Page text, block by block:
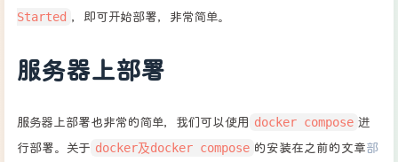
Started ，即可开始部署，非常简单。
服务器上部署
服务器上部署也非常的简单，我们可以使用 docker compose 进
行部署。关于 docker及docker compose 的安装在之前的文章部